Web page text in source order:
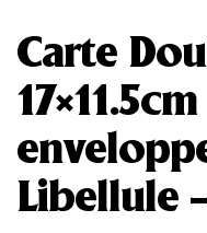
Carte
Libellule